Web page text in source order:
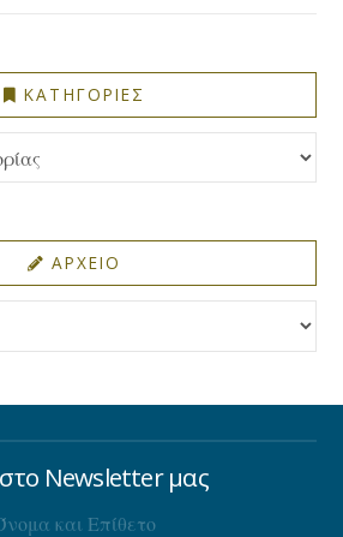
ΚΑΤΗΓΟΡΙΕΣ
ΑΡΧΕΙΟ
Newsletter μας
και Επίθετο